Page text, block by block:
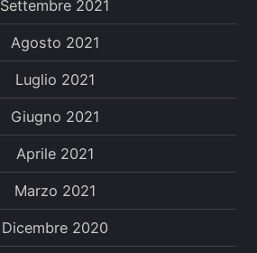
Settembre 2021
Agosto 2021
Luglio 2021
Giugno 2021
Aprile 2021
Marzo 2021
Dicembre 2020